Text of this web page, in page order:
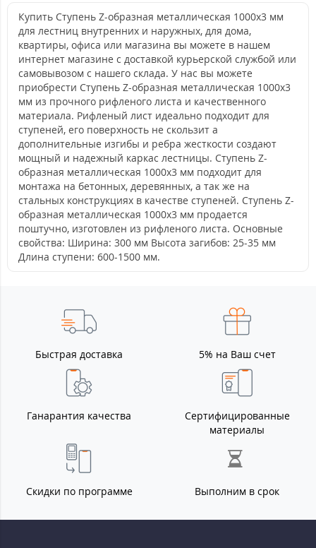
Купить Ступень Z-образная металлическая 1000x3 мм
для лестниц внутренних и наружных, для дома,
квартиры, офиса или магазина вы можете в нашем
интернет магазине с доставкой курьерской службой или
самовывозом с нашего склада. У нас вы можете
приобрести Ступень Z-образная металлическая 1000x3
мм из прочного рифленого листа и качественного
материала. Рифленый лист идеально подходит для
ступеней, его поверхность не скользит а
дополнительные изгибы и ребра жесткости создают
мощный и надежный каркас лестницы. Ступень Z-
образная металлическая 1000x3 мм подходит для
монтажа на бетонных, деревянных, а так же на
стальных конструкциях в качестве ступеней. Ступень Z-
образная металлическая 1000x3 мм продается
поштучно, изготовлен из рифленого листа. Основные
свойства: Ширина: 300 мм Высота загибов: 25-35 мм
Длина ступени: 600-1500 мм.
Быстрая доставка 5% на Ваш счет
Ганарантия качества
Сертифицированные
материалы
Скидки по программе Выполним в срок